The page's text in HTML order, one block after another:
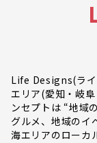
Life Designs(ライ
エリア(愛知・岐
ンセプトは “地域
グルメ、地域のイ
海エリアのローカ